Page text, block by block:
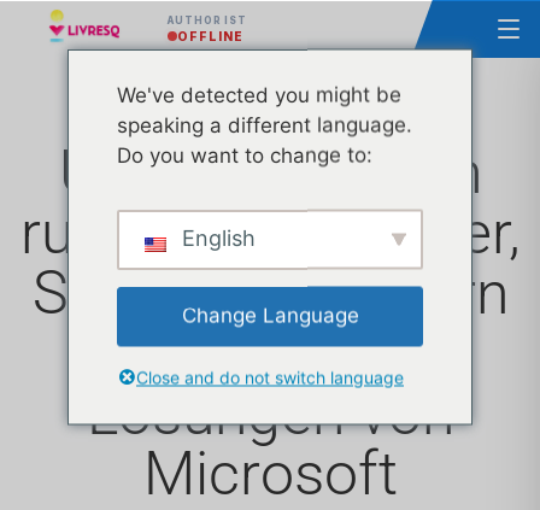
AUTHOR IST
OFFLINE
Über 2 Millionen
rumänische Lehrer,
Schüler und Eltern
nutzen die KI-
Lösungen von
Microsoft
We've detected you might be
speaking a different language.
Do you want to change to:
English
Change Language
Close and do not switch language